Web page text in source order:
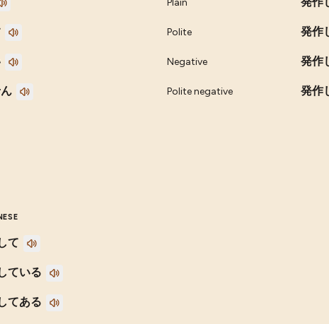
Plain
Polite 発作
Negative 発作
Polite negative 発作
て
ている
てある